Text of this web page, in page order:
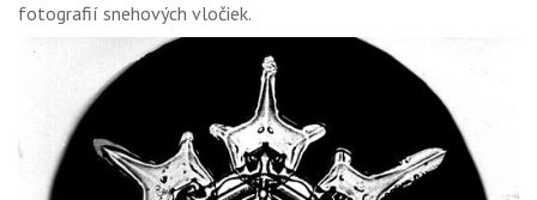
fotografií snehových vločiek.